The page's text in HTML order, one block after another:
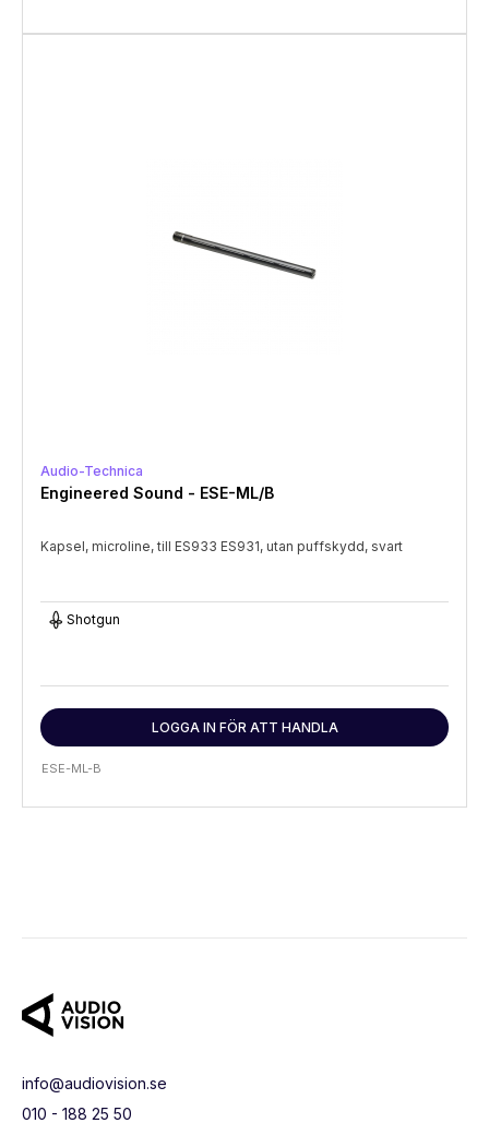
Audio-Technica
Engineered Sound - ESE-ML/B
Kapsel, microline, till ES933 ES931, utan puffskydd, svart
Shotgun
LOGGA IN FÖR ATT HANDLA
ESE-ML-B
info@audiovision.se
010 - 188 25 50